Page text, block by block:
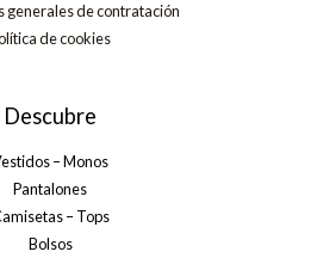
generales de contratación
de cookies
Descubre
– Monos
Pantalones
– Tops
Bolsos